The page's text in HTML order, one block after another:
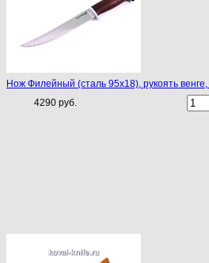
Нож Филейный (сталь 95х18), рукоять венге,
4290 руб.